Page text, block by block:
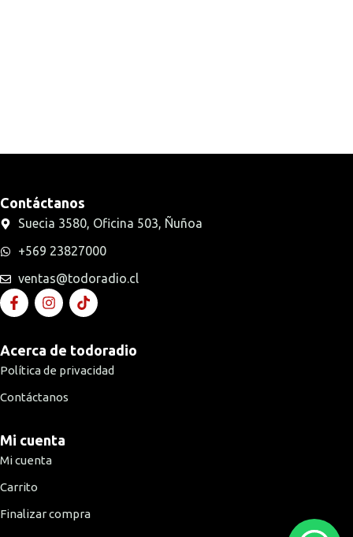
Contáctanos
Suecia 3580, Oficina 503, Ñuñoa
+569 23827000
ventas@todoradio.cl
Acerca de todoradio
Política de privacidad
Contáctanos
Mi cuenta
Mi cuenta
Carrito
Finalizar compra